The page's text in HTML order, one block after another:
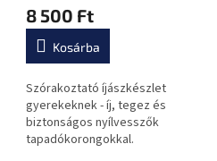
átlagos
értékelése
0,0
csillag.
8 500 Ft
Kosárba
Szórakoztató íjászkészlet
gyerekeknek - íj, tegez és
biztonságos nyílvesszők
tapadókorongokkal.